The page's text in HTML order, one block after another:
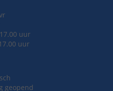
uur
uur
geopend